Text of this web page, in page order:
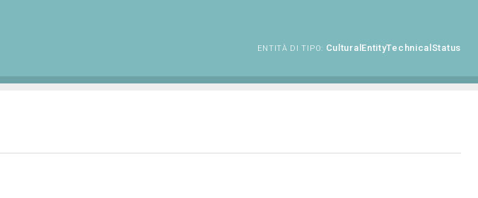
ENTITÀ DI TIPO: CulturalEntityTechnicalStatus